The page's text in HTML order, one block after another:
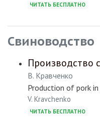
ЧИТАТЬ БЕСПЛАТНО
Свиноводство
Производство
В. Кравченко
Production of pork
V. Kravchenko
ЧИТАТЬ БЕСПЛАТНО